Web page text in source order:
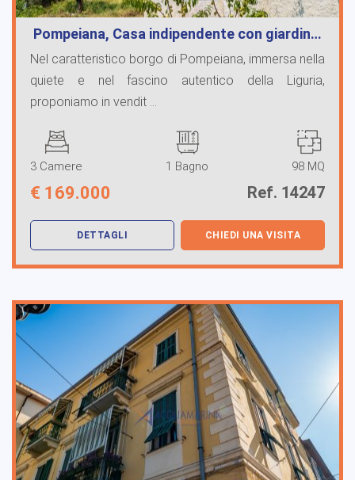
Pompeiana, Casa indipendente con giardin…
Nel caratteristico borgo di Pompeiana, immersa nella
quiete e nel fascino autentico della Liguria,
proponiamo in vendit ...
3 Camere 1 Bagno 98 MQ
€ 169.000 Ref. 14247
DETTAGLI CHIEDI UNA VISITA